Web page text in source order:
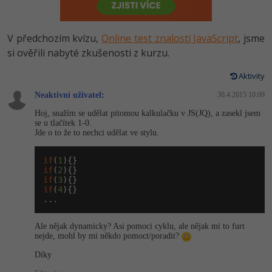
HTML5, CSS3, Bootstrap, SEO
SQL a databáze
UML a návrhové vzory
React
Spring
ASP.NET MVC
Django
PHP
JavaScript
HTML / CSS
UML a návrhové vzory
MySQL/MariaDB
MS-SQL
SQLite
Vývojář mobilních aplikací
Specialista na AI a bigdata
Webdesigner
Tester
Grafik / UX/UI návrhář
Projektový manažer
-80%
JavaScript -80%
C++ -80%
Swift -80%
-80%
C -80%
VB.NET
SQL
V předchozím kvízu, Online test znalostí JavaScript, jsme
si ověřili nabyté zkušenosti z kurzu.
Aktivity
Neaktivní uživatel: 30.4.2015 10:09
Hoj, snažím se udělat pitomou kalkulačku v JS(JQ), a zasekl jsem
se u tlačítek 1-0.
Jde o to že to nechci udělat ve stylu.
if ( 1
if (2
if (3
if (4){}
...
Ale nějak dynamicky? Asi pomoci cyklu, ale nějak mi to furt
nejde, mohl by mi někdo pomoct/poradit?
Díky